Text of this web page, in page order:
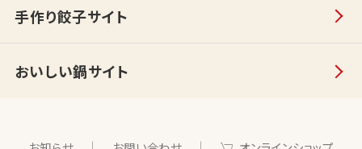
手作り餃子サイト
おいしい鍋サイト